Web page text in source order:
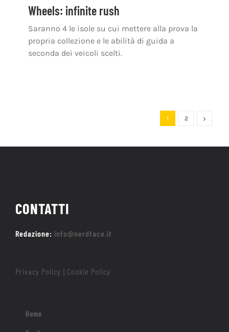
Wheels: infinite rush
Saranno 4 le isole su cui mettere alla prova la
propria collezione e le abilità di guida a
seconda dei veicoli scelti.
1 2
CONTATTI
Redazione: info@nerdface.it
Privacy Policy | Cookie Policy
Home